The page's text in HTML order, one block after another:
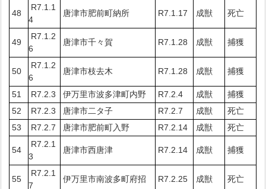
48
R7.1.1
4
唐津市肥前町納所 R7.1.17 成獣 死亡
49
R7.1.2
6
唐津市千々賀 R7.1.28 成獣 捕獲
50
R7.1.2
6
唐津市枝去木 R7.1.28 成獣 捕獲
51 R7.2.3 伊万里市波多津町内野 R7.2.4 成獣
捕獲
52
R7.2.3 唐津市二タ子 R7.2.7 成獣
死亡
53
R7.2.7 唐津市肥前町入野 R7.2.14 成獣 死亡
54
R7.2.1
3
唐津市西唐津 R7.2.14 成獣 捕獲
55
R7.2.1
7
伊万里市南波多町府招 R7.2.25 成獣 死亡